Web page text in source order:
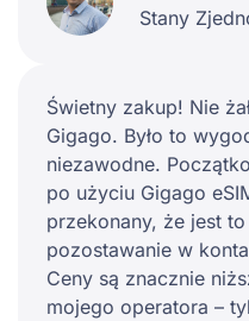
Stany
Świetny zakup! Nie
Gigago. Było to
niezawodne.
po użyciu Gigago
przekonany, że jest
pozostawanie w
Ceny są znacznie
mojego operatora –